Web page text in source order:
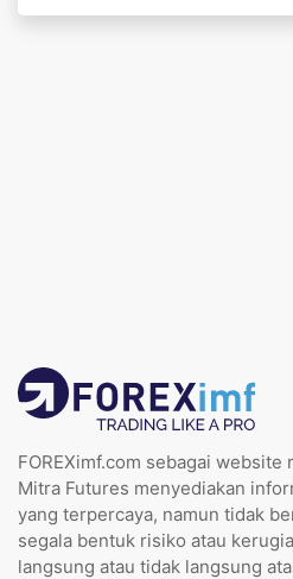
FOREXimf.com sebagai
Mitra Futures menyediakan
yang terpercaya, namun tidak
segala bentuk risiko atau
langsung atau tidak langsung